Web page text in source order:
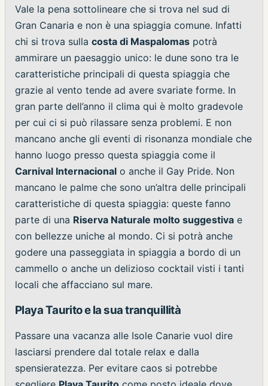
Vale la pena sottolineare che si trova nel sud di
Gran Canaria e non è una spiaggia comune. Infatti
chi si trova sulla costa di Maspalomas potrà
ammirare un paesaggio unico: le dune sono tra le
caratteristiche principali di questa spiaggia che
grazie al vento tende ad avere svariate forme. In
gran parte dell’anno il clima qui è molto gradevole
per cui ci si può rilassare senza problemi. E non
mancano anche gli eventi di risonanza mondiale che
hanno luogo presso questa spiaggia come il
Carnival Internacional o anche il Gay Pride. Non
mancano le palme che sono un’altra delle principali
caratteristiche di questa spiaggia: queste fanno
parte di una Riserva Naturale molto suggestiva e
con bellezze uniche al mondo. Ci si potrà anche
godere una passeggiata in spiaggia a bordo di un
cammello o anche un delizioso cocktail visti i tanti
locali che affacciano sul mare.
Playa Taurito e la sua tranquillità
Passare una vacanza alle Isole Canarie vuol dire
lasciarsi prendere dal totale relax e dalla
spensieratezza. Per evitare caos si potrebbe